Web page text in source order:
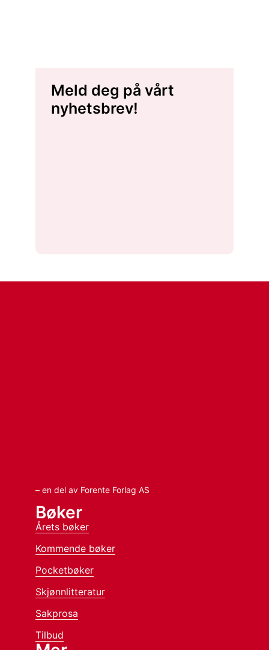
Meld deg på vårt
nyhetsbrev!
– en del av Forente Forlag AS
Bøker
Årets bøker
Kommende bøker
Pocketbøker
Skjønnlitteratur
Sakprosa
Tilbud